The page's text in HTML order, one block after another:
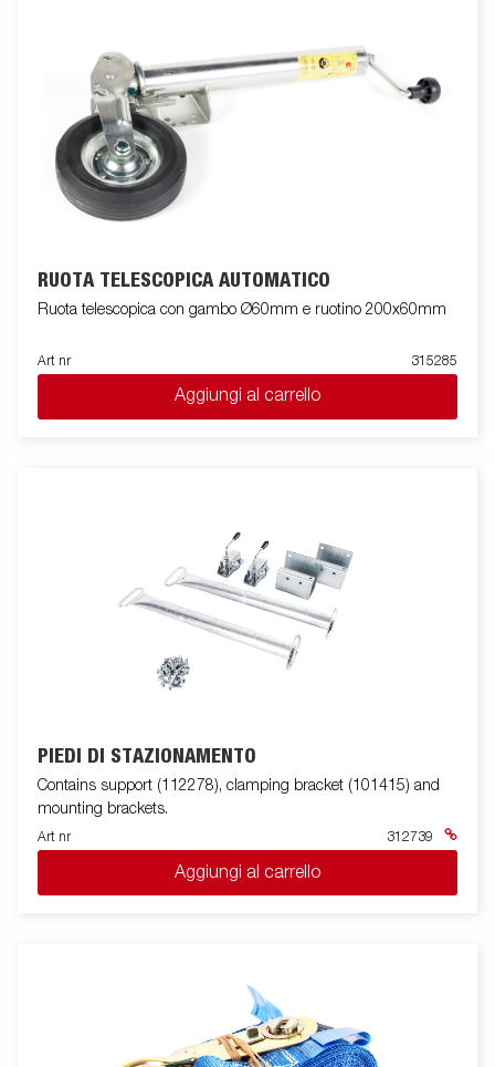
RUOTA TELESCOPICA AUTOMATICO
Ruota telescopica con gambo Ø60mm e ruotino 200x60mm
Art nr 315285
Aggiungi al carrello
PIEDI DI STAZIONAMENTO
Contains support (112278), clamping bracket (101415) and
mounting brackets.
Art nr 312739
Aggiungi al carrello